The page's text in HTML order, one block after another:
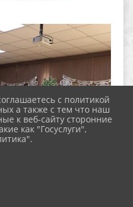
с политикой
а также с тем что наш
к веб-сайту сторонние
как "Госуслуги",